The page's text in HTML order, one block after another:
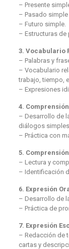
– Presente
– Pasado
– Futuro simple.
– Estructuras de
3. Vocabulario
– Palabras y
– Vocabulario
trabajo, tiempo,
– Expresiones
4.
– Desarrollo de
diálogos simples.
– Práctica con
5.
– Lectura y
– Identificación
6. Expresión
– Desarrollo de
– Práctica de
7. Expresión
– Redacción de
cartas y